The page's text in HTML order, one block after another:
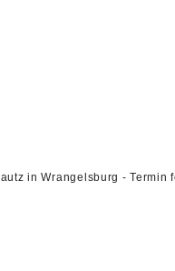
in Wrangelsburg - Termin